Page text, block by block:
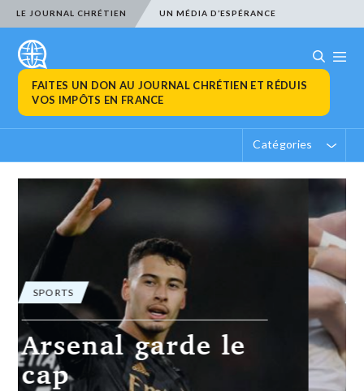
LE JOURNAL CHRÉTIEN UN MÉDIA D’ESPÉRANCE
FAITES UN DON AU JOURNAL CHRÉTIEN ET RÉDUIS
VOS IMPÔTS EN FRANCE
Catégories
SPORTS
Brive crée
l’exploit à Lyon